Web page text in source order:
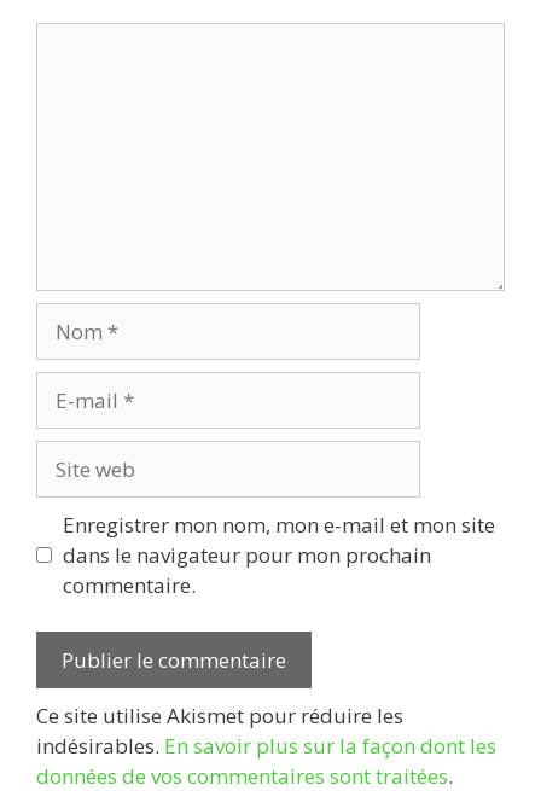
mail
web
Enregistrer mon nom, mon e-mail et mon site
dans le navigateur pour mon prochain
commentaire.
Ce site utilise Akismet pour réduire les
indésirables. En savoir plus sur la façon dont les
données de vos commentaires sont traitées.